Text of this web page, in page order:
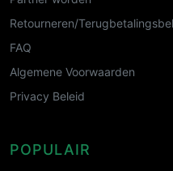
Retourneren/
FAQ
Algemene Voorwaarden
Privacy Beleid
POPULAIR